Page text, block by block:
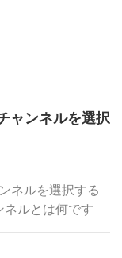
ャンネルを選択
ネルを選択する
ネルとは何です
ップチャンネル
LEDストリップラ